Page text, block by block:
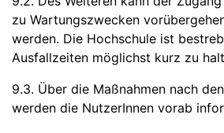
zu Wartungszwecken
werden. Die Hochschule ist
Ausfallzeiten möglichst kurz zu
9.3. Über die Maßnahmen nach
werden die NutzerInnen vorab